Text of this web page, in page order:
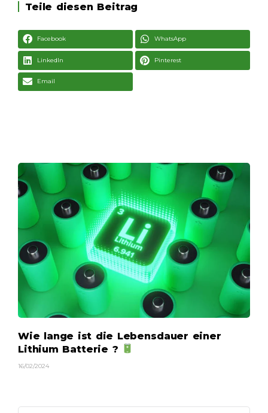
Teile diesen Beitrag
Facebook WhatsApp
LinkedIn Pinterest
Email
Wie lange ist die Lebensdauer einer
Lithium Batterie ?
16/02/2024